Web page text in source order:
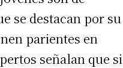
se destacan por su
parientes en
señalan que si